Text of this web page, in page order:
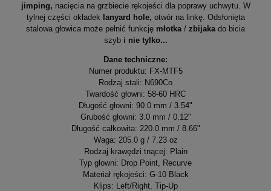
jimping, nacięcia na grzbiecie rękojeści dla poprawy uchwytu. W
tylnej części okładek lanyard hole, otwór na linkę. Odsłonięta
stalowa głowica może pełnić funkcję młotka / zbijaka do bicia
szyb i nie tylko...
Dane techniczne:
Numer produktu: FX-MTF5
Rodzaj stali: N690Co
Twardość głowni: 58-60 HRC
Długość głowni: 90.0 mm / 3.54"
Grubość głowni: 3.0 mm / 0.12"
Długość całkowita: 220.0 mm / 8.66"
Waga: 205.0 g / 7.23 oz
Rodzaj krawędzi tnącej: Plain
Typ głowni: Drop Point, Recurve
Materiał rękojeści: G-10 Black
Klips: Left/Right, Tip-Up